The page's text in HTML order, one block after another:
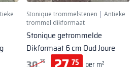
Stonique trommelstenen | Antieke
trommel dikformaat
Stonique getrommelde
Dikformaat 6 cm Oud Joure
75 75
per m²